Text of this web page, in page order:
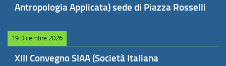
Antropologia Applicata) sede di Piazza Rosselli
19 Dicembre 2026
XIII Convegno SIAA (Società Italiana